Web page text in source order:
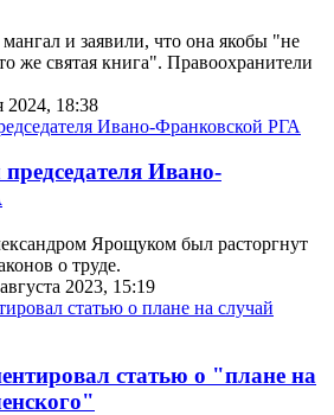
и заявили, что она якобы "не
же святая книга". Правоохранители
2024, 18:38
Ивано-
Ярощуком был расторгнут
о труде.
2023, 15:19
статью о "плане на